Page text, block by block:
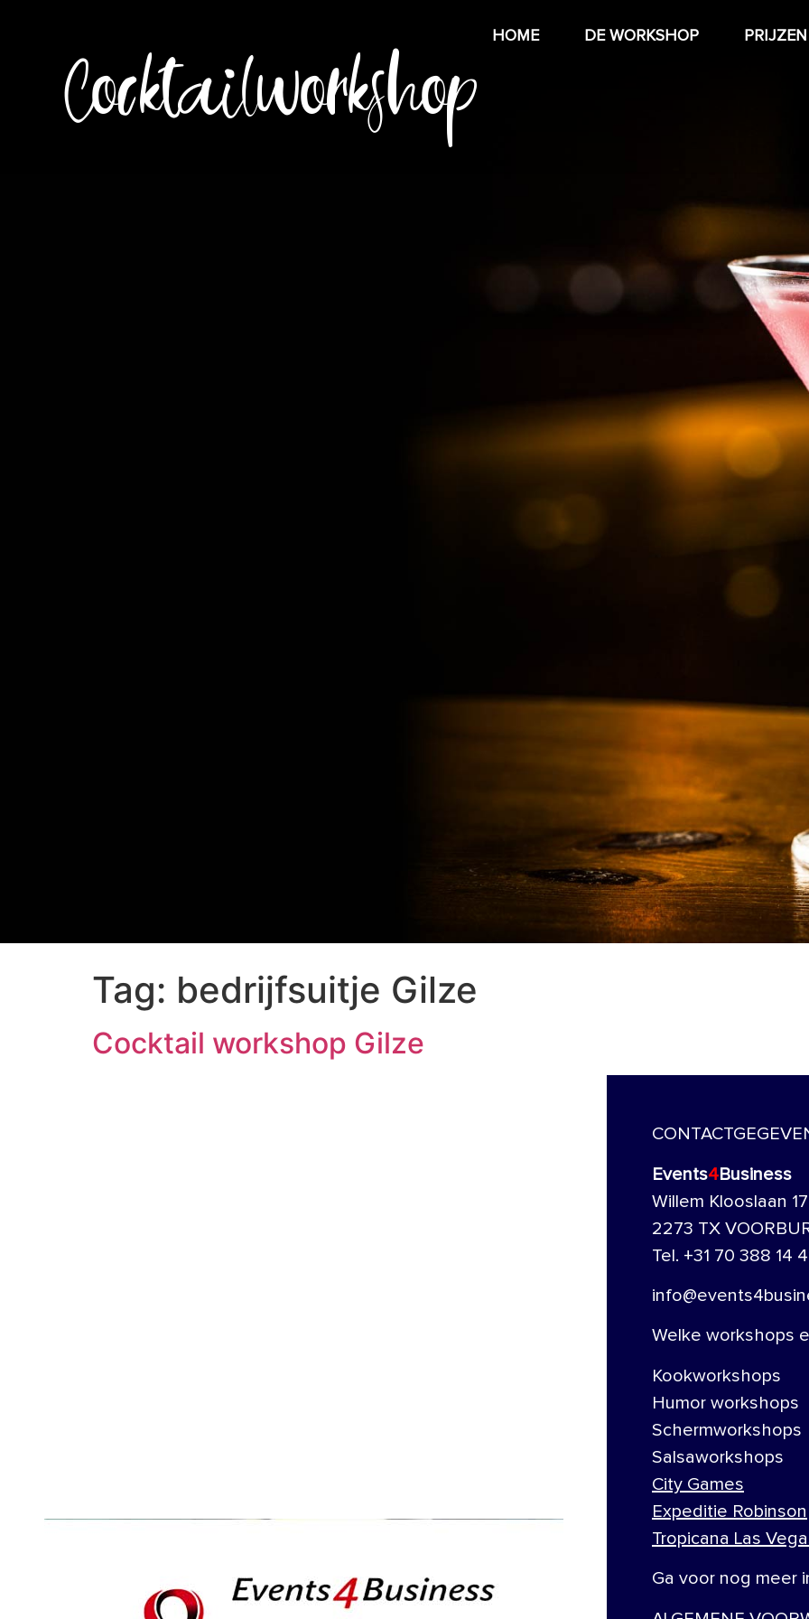
Cocktailworkshop HOME DE WORKSHOP PRIJZEN
Tag: bedrijfsuitje Gilze
Cocktail workshop Gilze
Events4Business
Willem Klooslaan 17
2273 TX
Tel. +31 70 388 14
Welke workshops
Kookworkshops
Humor workshops
Schermworkshops
Salsaworkshops
City Games
Expeditie Robinson
Tropicana Las
Ga voor nog meer